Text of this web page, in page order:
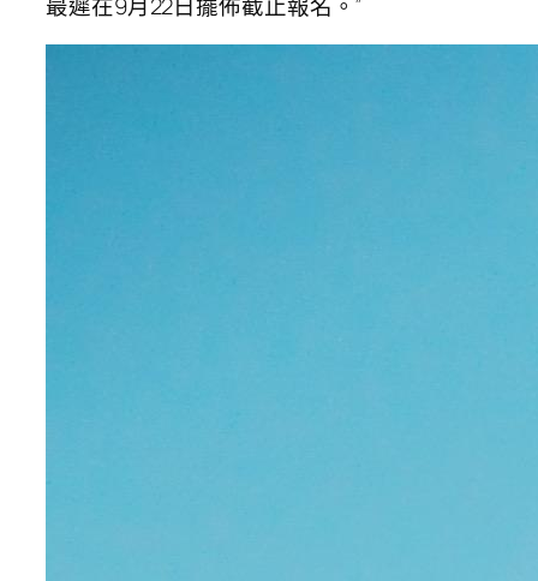
最遲在9月22日擺佈截止報名。”